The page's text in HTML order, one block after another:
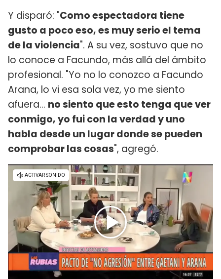
Y disparó: "Como espectadora tiene
gusto a poco eso, es muy serio el tema
de la violencia". A su vez, sostuvo que no
lo conoce a Facundo, más allá del ámbito
profesional. "Yo no lo conozco a Facundo
Arana, lo vi esa sola vez, yo me siento
afuera... no siento que esto tenga que ver
conmigo, yo fui con la verdad y uno
habla desde un lugar donde se pueden
comprobar las cosas", agregó.